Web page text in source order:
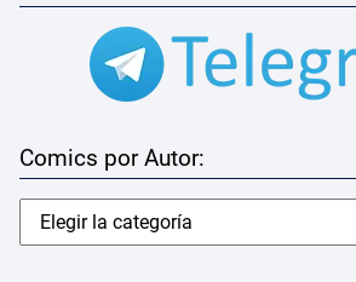
Comics por Autor: